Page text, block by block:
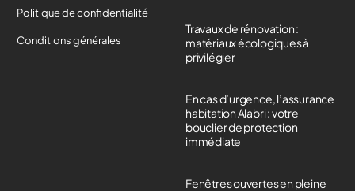
Politique de confidentialité
Conditions générales
Travaux de rénovation :
matériaux écologiques à
privilégier
En cas d’urgence, l’assurance
habitation Alabri : votre
bouclier de protection
immédiate
Fenêtres ouvertes en pleine